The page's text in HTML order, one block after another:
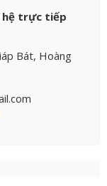
hệ trực tiếp
Bát, Hoàng